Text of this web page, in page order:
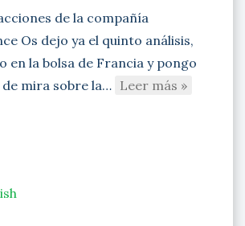
de la compañía
Os dejo ya el quinto análisis,
en la bolsa de Francia y pongo
mira sobre la… Leer más »